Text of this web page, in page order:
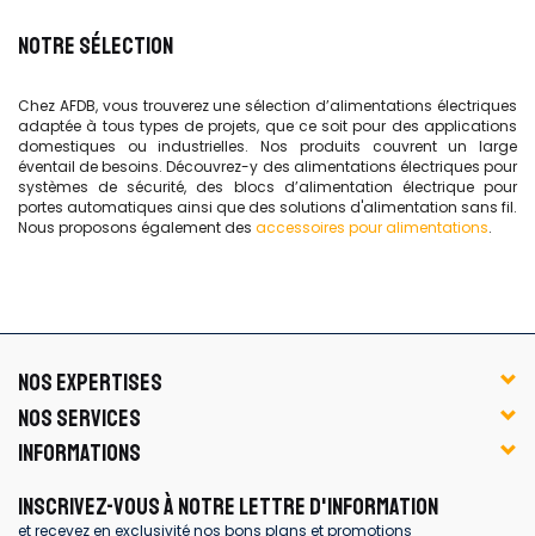
NOTRE SÉLECTION
Chez AFDB, vous trouverez une sélection d’alimentations électriques
adaptée à tous types de projets, que ce soit pour des applications
domestiques ou industrielles. Nos produits couvrent un large
éventail de besoins. Découvrez-y des alimentations électriques pour
systèmes de sécurité, des blocs d’alimentation électrique pour
portes automatiques ainsi que des solutions d'alimentation sans fil.
Nous proposons également des accessoires pour alimentations.
NOS EXPERTISES
NOS SERVICES
INFORMATIONS
INSCRIVEZ-VOUS À NOTRE LETTRE D'INFORMATION
et recevez en exclusivité nos bons plans et promotions